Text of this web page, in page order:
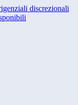
discrezionali